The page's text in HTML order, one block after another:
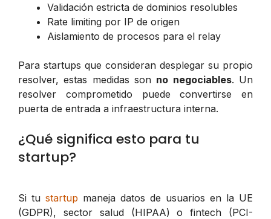
Validación estricta de dominios resolubles
Rate limiting por IP de origen
Aislamiento de procesos para el relay
Para startups que consideran desplegar su propio
resolver, estas medidas son no negociables. Un
resolver comprometido puede convertirse en
puerta de entrada a infraestructura interna.
¿Qué significa esto para tu
startup?
Si tu startup maneja datos de usuarios en la UE
(GDPR), sector salud (HIPAA) o fintech (PCI-